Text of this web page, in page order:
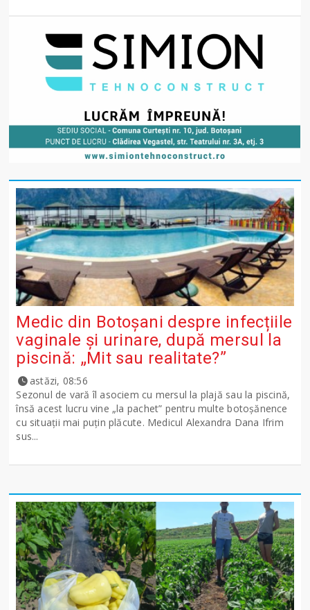
Medic din Botoșani despre infecțiile
vaginale și urinare, după mersul la
piscină: „Mit sau realitate?”
astăzi, 08:56
Sezonul de vară îl asociem cu mersul la plajă sau la piscină,
însă acest lucru vine „la pachet” pentru multe botoșănence
cu situații mai puțin plăcute. Medicul Alexandra Dana Ifrim
sus...